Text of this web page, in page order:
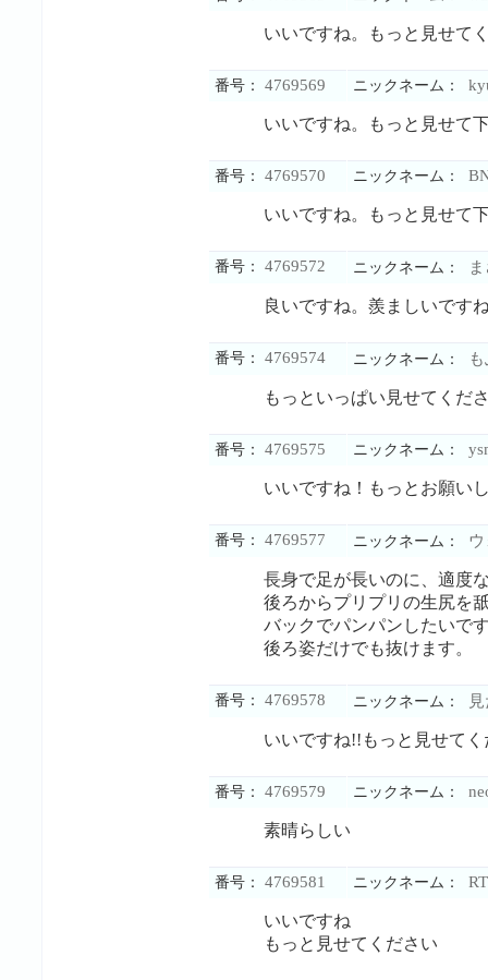
いいですね。もっと見せて
番号： 4769569 ニックネーム：
いいですね。もっと見せて
番号： 4769570 ニックネーム：
いいですね。もっと見せて
番号： 4769572 ニックネーム：
良いですね。羨ましいです
番号： 4769574 ニックネーム：
もっといっぱい見せてくだ
番号： 4769575 ニックネーム：
いいですね！もっとお願い
番号： 4769577 ニックネーム：
長身で足が長いのに、適度
後ろからプリプリの生尻を
バックでパンパンしたいで
後ろ姿だけでも抜けます。
番号： 4769578 ニックネーム：
いいですね!!もっと見せてく
番号： 4769579 ニックネーム：
素晴らしい
番号： 4769581 ニックネーム：
いいですね
もっと見せてください